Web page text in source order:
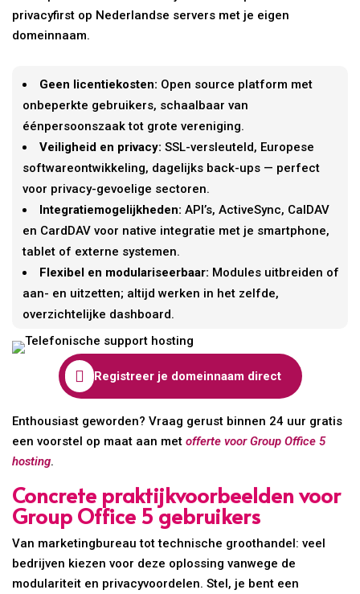
privacyfirst op Nederlandse servers met je eigen
domeinnaam.
Geen licentiekosten: Open source platform met
onbeperkte gebruikers, schaalbaar van
éénpersoonszaak tot grote vereniging.
Veiligheid en privacy: SSL-versleuteld, Europese
softwareontwikkeling, dagelijks back-ups — perfect
voor privacy-gevoelige sectoren.
Integratiemogelijkheden: API’s, ActiveSync, CalDAV
en CardDAV voor native integratie met je smartphone,
tablet of externe systemen.
Flexibel en modulariseerbaar: Modules uitbreiden of
aan- en uitzetten; altijd werken in het zelfde,
overzichtelijke dashboard.
 Registreer je domeinnaam direct
Enthousiast geworden? Vraag gerust binnen 24 uur gratis
een voorstel op maat aan metofferte voor Group Office 5
hosting.
Concrete praktijkvoorbeelden voor
Group Office 5 gebruikers
Van marketingbureau tot technische groothandel: veel
bedrijven kiezen voor deze oplossing vanwege de
modulariteit en privacyvoordelen. Stel, je bent een